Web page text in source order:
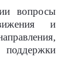
вопросы
и
поддержки